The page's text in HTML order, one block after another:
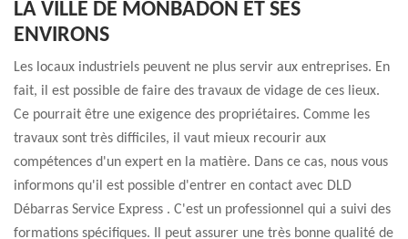
LA VILLE DE MONBADON ET SES
ENVIRONS
Les locaux industriels peuvent ne plus servir aux entreprises. En
fait, il est possible de faire des travaux de vidage de ces lieux.
Ce pourrait être une exigence des propriétaires. Comme les
travaux sont très difficiles, il vaut mieux recourir aux
compétences d'un expert en la matière. Dans ce cas, nous vous
informons qu'il est possible d'entrer en contact avec DLD
Débarras Service Express . C'est un professionnel qui a suivi des
formations spécifiques. Il peut assurer une très bonne qualité de